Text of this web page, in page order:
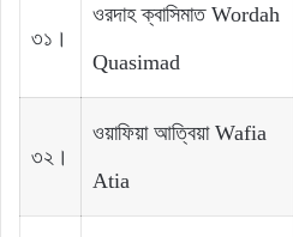
৩১।
ওরদাহ ক্বাসিমাত Wordah
Quasimad
৩২।
ওয়াফিয়া আত্বিয়া Wafia
Atia